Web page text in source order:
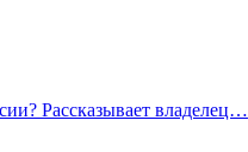
Рассказывает владелец…